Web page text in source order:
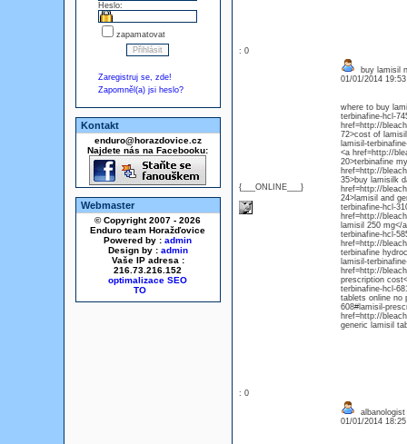
Heslo:
zapamatovat
Zaregistruj se, zde!
Zapomněl(a) jsi heslo?
Kontakt
enduro@horazdovice.cz
Najdete nás na Facebooku:
Webmaster
© Copyright 2007 - 2026
Enduro team Horažďovice
Powered by : admin
Design by : admin
Vaše IP adresa :
216.73.216.152
optimalizace SEO
: 0
{___ONLINE___}
buy lamisil
01/01/2014
where to buy
terbinafine-hcl-
href=http://
72>cost of
lamisil-
<a href=http://
20>terbinafine
href=http://
35>buy lamisilk
href=http://
24>lamisil and
terbinafine-hcl-
href=http://
lamisil 250 mg</
terbinafine-hcl-
href=http://
terbinafine
lamisil-
href=http://
prescription
terbinafine-hcl-
tablets online no
608#lamisil-
href=http://
generic lamisil
: 0
01/01/2014